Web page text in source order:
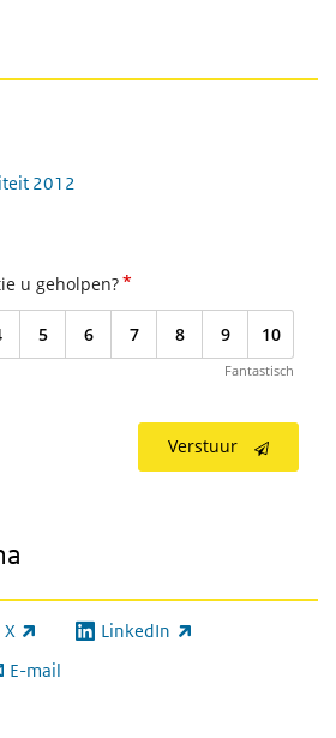
2012
u geholpen?*
5 6 7 8 9 10
Fantastisch
Verstuur
X link) LinkedIn
(externe link)
E-mail